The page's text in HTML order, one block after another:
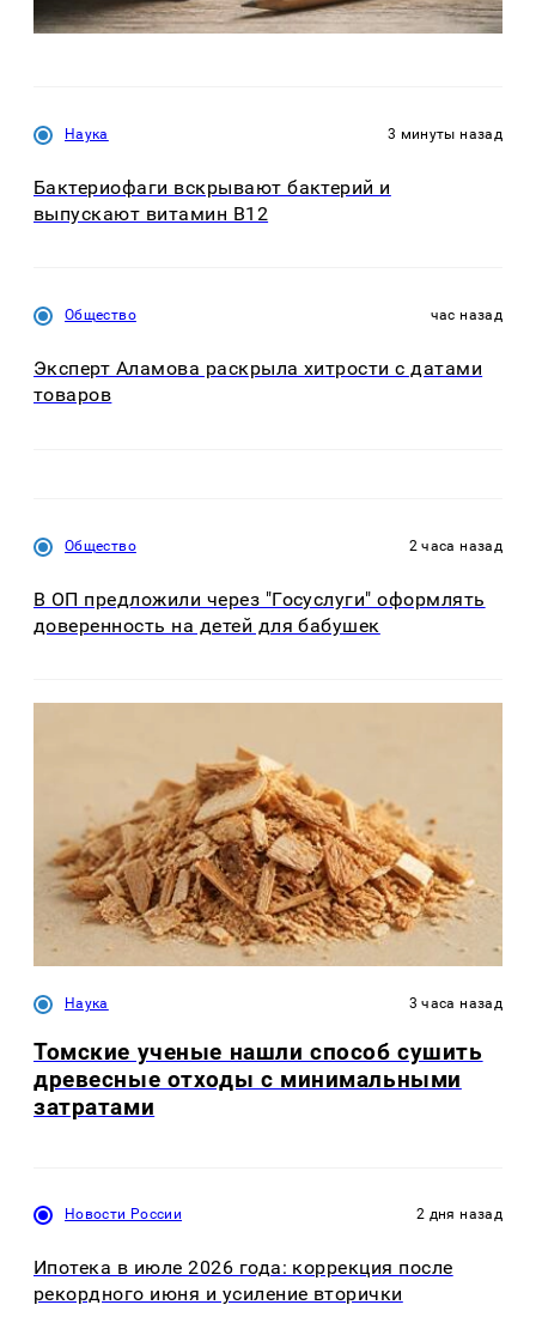
Наука 3 минуты назад
Бактериофаги вскрывают бактерий и
выпускают витамин B12
Общество час назад
Эксперт Аламова раскрыла хитрости с датами
товаров
Общество 2 часа назад
В ОП предложили через "Госуслуги" оформлять
доверенность на детей для бабушек
Наука 3 часа назад
Томские ученые нашли способ сушить
древесные отходы с минимальными
затратами
Новости России 2 дня назад
Ипотека в июле 2026 года: коррекция после
рекордного июня и усиление вторички